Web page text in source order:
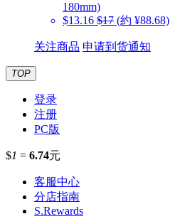
180mm)
$13.16 $17 (約 ¥88.68)
关注商品 申请到货通知
TOP
登录
注册
PC版
$1 = 6.74元
客服中心
分店指南
S.Rewards